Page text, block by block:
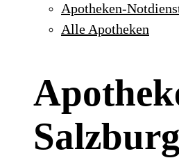
Apotheken-
Alle Apotheken
Salzburg